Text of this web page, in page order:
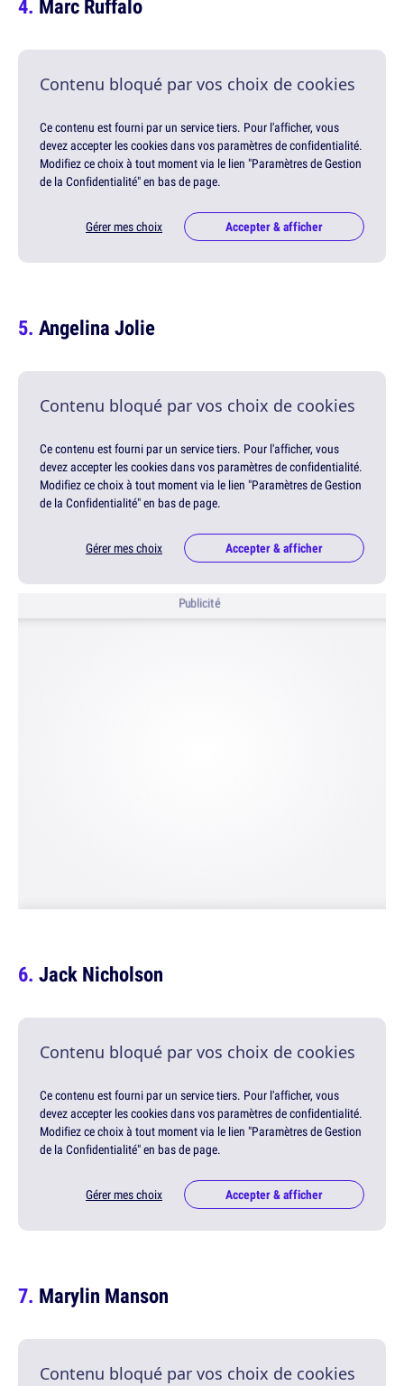
Marc Ruffalo
Contenu bloqué par vos choix de cookies
Ce contenu est fourni par un service tiers. Pour l'afficher, vous
devez accepter les cookies dans vos paramètres de confidentialité.
Modifiez ce choix à tout moment via le lien "Paramètres de Gestion
de la Confidentialité" en bas de page.
Gérer mes choix Accepter & afficher
Angelina Jolie
Contenu bloqué par vos choix de cookies
Ce contenu est fourni par un service tiers. Pour l'afficher, vous
devez accepter les cookies dans vos paramètres de confidentialité.
Modifiez ce choix à tout moment via le lien "Paramètres de Gestion
de la Confidentialité" en bas de page.
Gérer mes choix Accepter & afficher
Publicité
Jack Nicholson
Contenu bloqué par vos choix de cookies
Ce contenu est fourni par un service tiers. Pour l'afficher, vous
devez accepter les cookies dans vos paramètres de confidentialité.
Modifiez ce choix à tout moment via le lien "Paramètres de Gestion
de la Confidentialité" en bas de page.
Gérer mes choix Accepter & afficher
Marylin Manson
Contenu bloqué par vos choix de cookies